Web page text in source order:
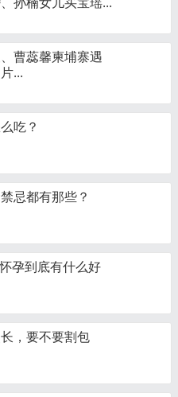
曹蕊馨柬埔寨遇
...
吃？
忌都有那些？
孕到底有什么好
，要不要割包